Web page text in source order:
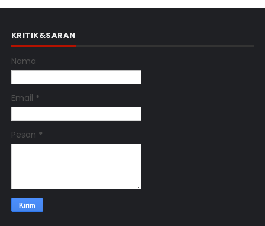
KRITIK&SARAN
Nama
Email *
Pesan *